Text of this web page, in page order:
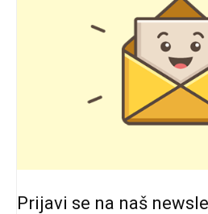
Prijavi se na naš